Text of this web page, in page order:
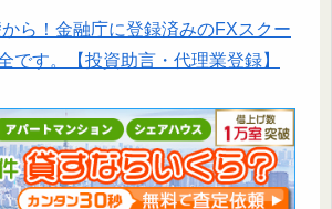
ら！金融庁に登録済みのFXスクー
です。【投資助言・代理業登録】